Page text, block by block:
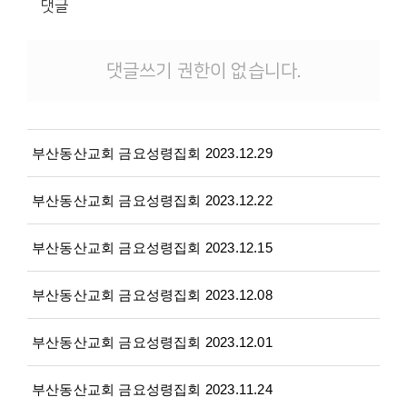
댓글
댓글쓰기 권한이 없습니다.
부산동산교회 금요성령집회 2023.12.29
부산동산교회 금요성령집회 2023.12.22
부산동산교회 금요성령집회 2023.12.15
부산동산교회 금요성령집회 2023.12.08
부산동산교회 금요성령집회 2023.12.01
부산동산교회 금요성령집회 2023.11.24